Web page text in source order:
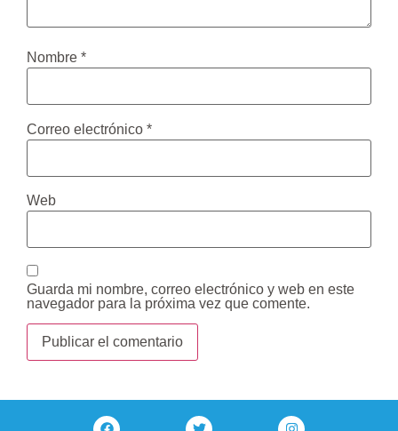
Nombre *
Correo electrónico *
Web
Guarda mi nombre, correo electrónico y web en este
navegador para la próxima vez que comente.